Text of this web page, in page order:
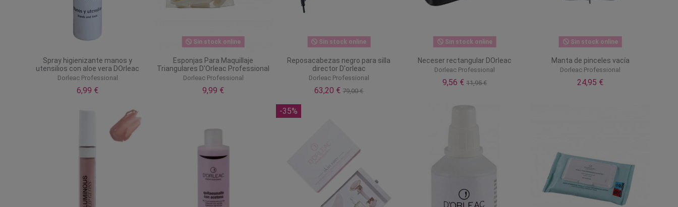
Spray higienizante manos y
utensilios con aloe vera DOrleac
Dorleac Professional
6,99 €
Sin stock online
Esponjas Para Maquillaje
Triangulares D'Orleac Professional
Dorleac Professional
9,99 €
Sin stock online
Reposacabezas negro para silla
director D'orleac
Dorleac Professional
63,20 €79,00 €
Sin stock online
Neceser rectangular DOrleac
Dorleac Professional
9,56 €11,95 €
Sin stock online
Manta de pinceles vacía
Dorleac Professional
24,95 €
-35%